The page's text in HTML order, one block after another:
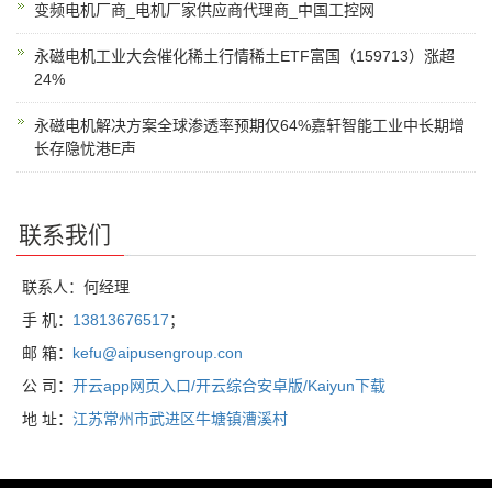
变频电机厂商_电机厂家供应商代理商_中国工控网
永磁电机工业大会催化稀土行情稀土ETF富国（159713）涨超
24%
永磁电机解决方案全球渗透率预期仅64%嘉轩智能工业中长期增
长存隐忧港E声
联系我们
联系人：何经理
手 机： 13813676517；
邮 箱： kefu@aipusengroup.con
公 司： 开云app网页入口/开云综合安卓版/Kaiyun下载
地 址： 江苏常州市武进区牛塘镇漕溪村